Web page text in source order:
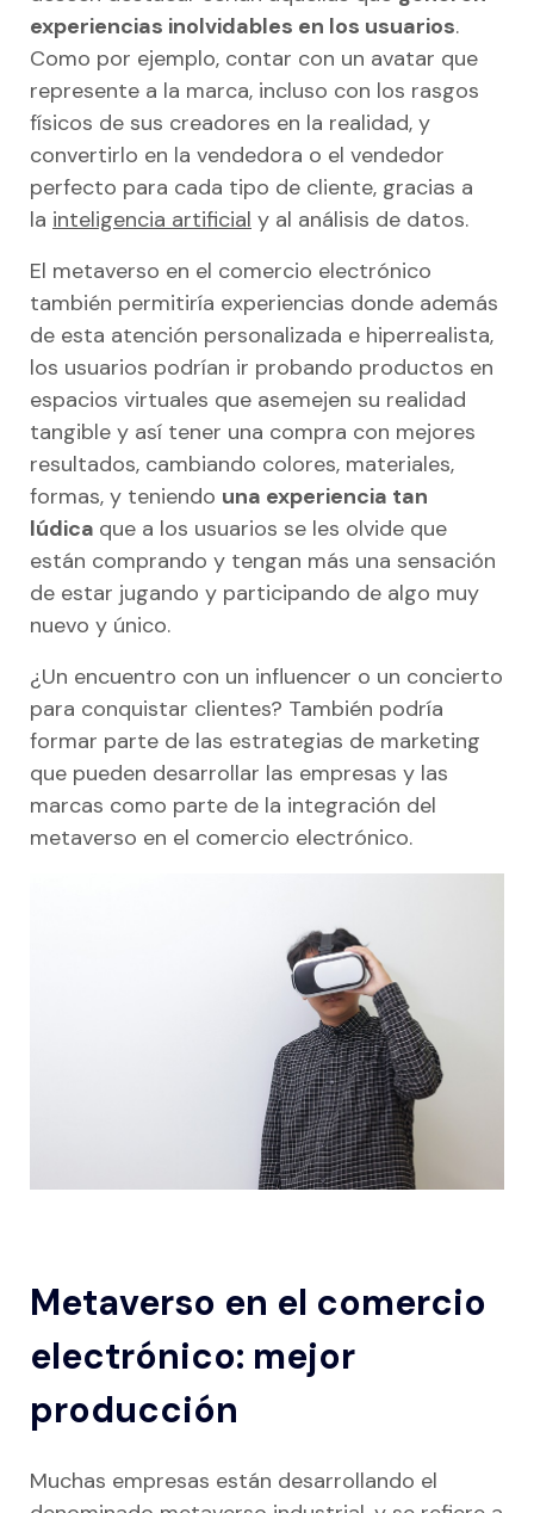
experiencias inolvidables en los usuarios.
Como por ejemplo, contar con un avatar que
represente a la marca, incluso con los rasgos
físicos de sus creadores en la realidad, y
convertirlo en la vendedora o el vendedor
perfecto para cada tipo de cliente, gracias a
la inteligencia artificial y al análisis de datos.
El metaverso en el comercio electrónico
también permitiría experiencias donde además
de esta atención personalizada e hiperrealista,
los usuarios podrían ir probando productos en
espacios virtuales que asemejen su realidad
tangible y así tener una compra con mejores
resultados, cambiando colores, materiales,
formas, y teniendo una experiencia tan
lúdica que a los usuarios se les olvide que
están comprando y tengan más una sensación
de estar jugando y participando de algo muy
nuevo y único.
¿Un encuentro con un influencer o un concierto
para conquistar clientes? También podría
formar parte de las estrategias de marketing
que pueden desarrollar las empresas y las
marcas como parte de la integración del
metaverso en el comercio electrónico.
Metaverso en el comercio
electrónico: mejor
producción
Muchas empresas están desarrollando el